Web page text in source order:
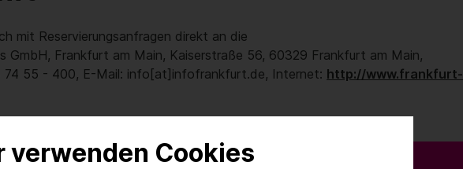
verwenden Cookies
mit Reservierungsanfragen direkt an die
GmbH, Frankfurt am Main, Kaiserstraße 56, 60329 Frankfurt am Main,
55 - 400, E-Mail: info[at]infofrankfurt.de, Internet: http://www.frankfurt-